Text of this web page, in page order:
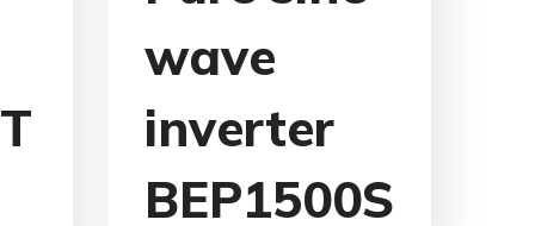
wave
inverter
BEP1500S